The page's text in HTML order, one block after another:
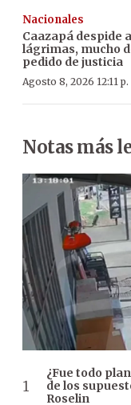
Nacionales
Caazapá despide
lágrimas, mucho
pedido de justicia
Agosto 8, 2026 12:11 p.
Notas más
¿Fue todo
de los
Roselin